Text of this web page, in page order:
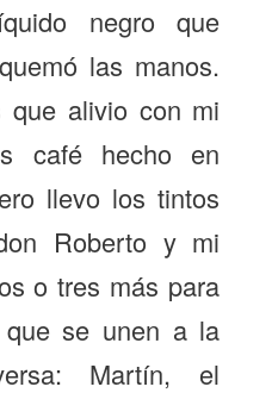
negro que
las manos.
que alivio con mi
café hecho en
llevo los tintos
Roberto y mi
o tres más para
se unen a la
Martín, el